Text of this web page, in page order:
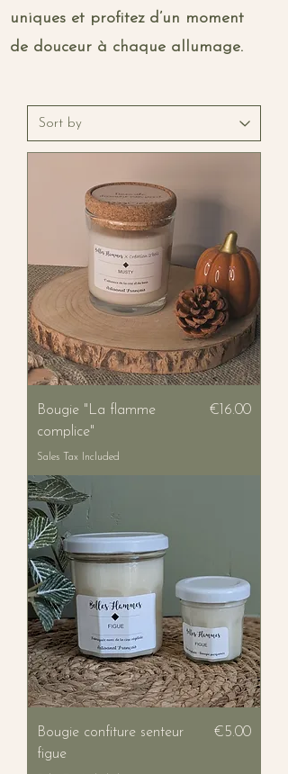
uniques et profitez d’un moment
de douceur à chaque allumage.
Bougie "La flamme
complice"
Price
€16.00
Sales Tax Included
Bougie confiture senteur
figue
Price
€5.00